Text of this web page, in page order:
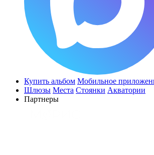
Купить альбом Мобильное
Шлюзы Места Стоянки Акватории
Партнеры